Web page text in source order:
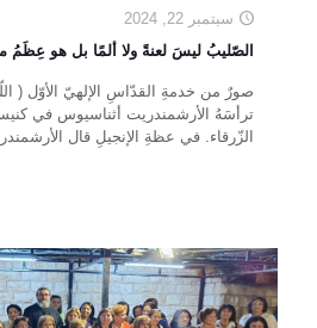
سبتمبر 22, 2024
الصّليبُ ليسَ لعنةً ولا ألمًا بل هو عِظَمُ
صورٌ من خدمةِ القدّاسِ الإلهيّ الأوّل (
ترأسَهُ الأرشمندريت أثناسيوس في
الزّرقاء. في عظةِ الإنجيلِ قال